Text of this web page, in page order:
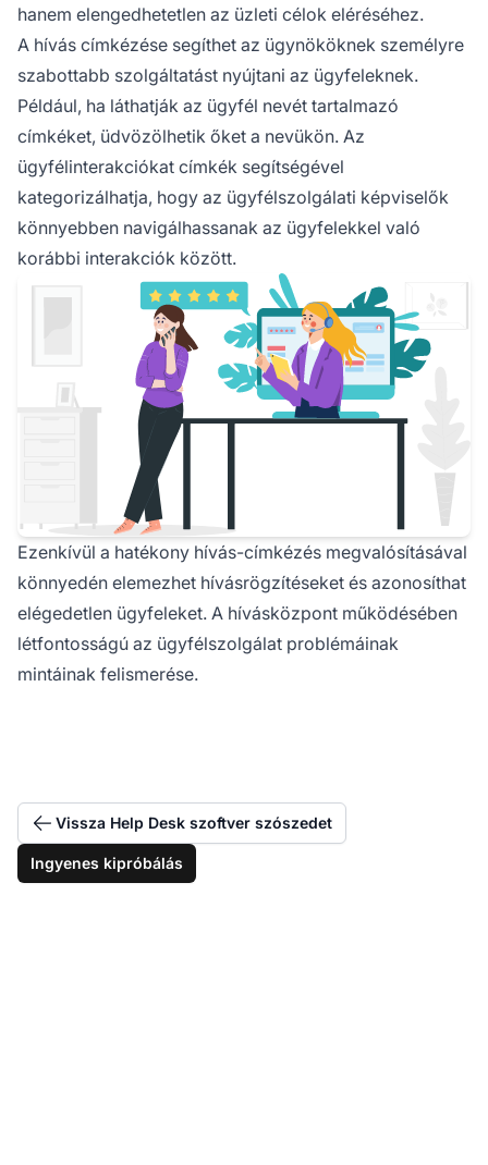
hanem elengedhetetlen az üzleti célok eléréséhez.
A hívás címkézése segíthet az ügynököknek személyre
szabottabb szolgáltatást nyújtani az ügyfeleknek.
Például, ha láthatják az ügyfél nevét tartalmazó
címkéket, üdvözölhetik őket a nevükön. Az
ügyfélinterakciókat címkék segítségével
kategorizálhatja, hogy az ügyfélszolgálati képviselők
könnyebben navigálhassanak az ügyfelekkel való
korábbi interakciók között.
Ezenkívül a hatékony hívás-címkézés megvalósításával
könnyedén elemezhet hívásrögzítéseket és azonosíthat
elégedetlen ügyfeleket. A hívásközpont működésében
létfontosságú az ügyfélszolgálat problémáinak
mintáinak felismerése.
Vissza Help Desk szoftver szószedet
Ingyenes kipróbálás